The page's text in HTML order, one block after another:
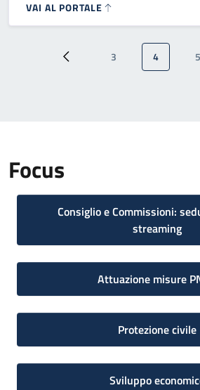
VAI AL PORTALE
Paginazione
Pagina precedente
Pagina
3 Pagina
4 5
Focus
Consiglio e Commissioni:
streaming
Attuazione misure
Protezione civile
Sviluppo